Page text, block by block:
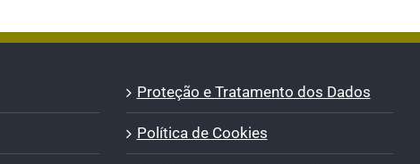
Proteção e Tratamento dos Dados
Política de Cookies